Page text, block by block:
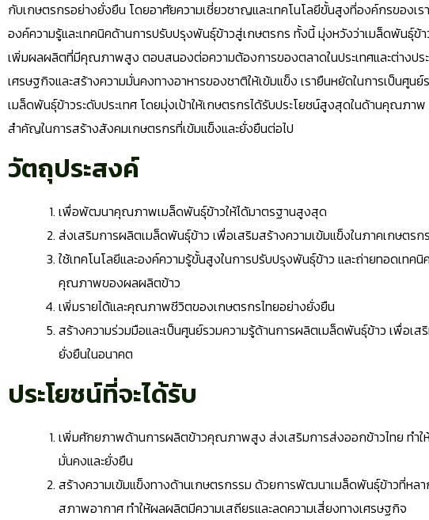
กับเกษตรกรอย่างยั่งยืน โดยอาศัยความเชี่ยวชาญและเทคโนโลยีขั้นสูงที่องค์กรของ
องค์ความรู้และเทคนิคด้านการปรับปรุงพันธุ์ข้าวสู่เกษตรกร ทั้งนี้ มุ่งหวังว่าเมล็ดพันธุ์ข้
เพิ่มผลผลิตที่มีคุณภาพสูง ตอบสนองต่อความต้องการของตลาดในประเทศและต่างป
เศรษฐกิจและสร้างความมั่นคงทางอาหารของชาติให้เข้มแข็ง เรายืนหยัดในการเป็นศูน
เมล็ดพันธุ์ข้าวระดับประเทศ โดยมุ่งเป้าให้เกษตรกรได้รับประโยชน์สูงสุดในด้านคุณภาพ
สำคัญในการสร้างสังคมเกษตรกรที่เข้มแข็งและยั่งยืนต่อไป
วัตถุประสงค์
เพื่อพัฒนาคุณภาพเมล็ดพันธุ์ข้าวให้ได้มาตรฐานสูงสุด
ส่งเสริมการผลิตเมล็ดพันธุ์ข้าว เพื่อเสริมสร้างความเข้มแข็งในภาคเกษตรก
ใช้เทคโนโลยีและองค์ความรู้ขั้นสูงในการปรับปรุงพันธุ์ข้าว และถ่ายทอดเทค
คุณภาพของผลผลิตข้าว
เพิ่มรายได้และคุณภาพชีวิตของเกษตรกรไทยอย่างยั่งยืน
สร้างความร่วมมือและเป็นศูนย์รวมความรู้ด้านการผลิตเมล็ดพันธุ์ข้าว เพื่อเส
ยั่งยืนในอนาคต
ประโยชน์ที่จะได้รับ
เพิ่มศักยภาพด้านการผลิตข้าวคุณภาพสูง ส่งเสริมการส่งออกข้าวไทย ทำใ
มั่นคงและยั่งยืน
สร้างความเข้มแข็งทางด้านเกษตรกรรม ด้วยการพัฒนาเมล็ดพันธุ์ข้าวที่หลา
สภาพอากาศ ทำให้ผลผลิตมีความเสถียรและลดความเสี่ยงทางเศรษฐกิจ